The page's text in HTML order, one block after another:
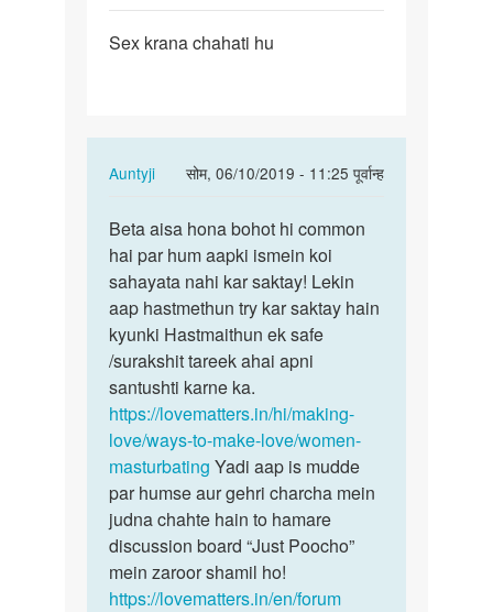
Sex
Sex krana chahati hu
Auntyji
सोम, 06/10/2019 - 11:25 पूर्वान्ह
In
to
Sex
krana
chahati
hu
by
अज्ञात
Beta
aisa
hona
bohot
hi…
Beta aisa hona bohot hi common
hai par hum aapki ismein koi
sahayata nahi kar saktay! Lekin
aap hastmethun try kar saktay hain
kyunki Hastmaithun ek safe
/surakshit tareek ahai apni
santushti karne ka.
https://lovematters.in/hi/making-
love/ways-to-make-love/women-
masturbating Yadi aap is mudde
par humse aur gehri charcha mein
judna chahte hain to hamare
discussion board “Just Poocho”
mein zaroor shamil ho!
https://lovematters.in/en/forum